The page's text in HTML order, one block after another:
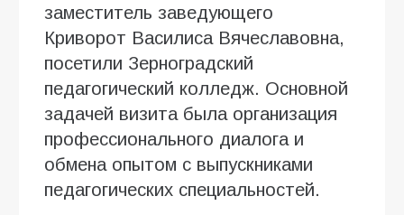
заместитель заведующего
Криворот Василиса Вячеславовна,
посетили Зерноградский
педагогический колледж. Основной
задачей визита была организация
профессионального диалога и
обмена опытом с выпускниками
педагогических специальностей.